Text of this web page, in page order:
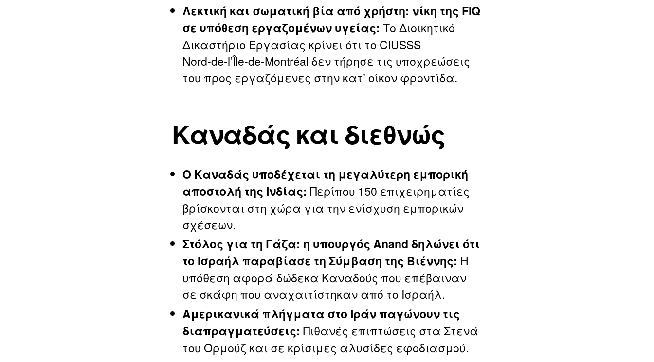
Λεκτική και σωματική βία από χρήστη: νίκη της FIQ
σε υπόθεση εργαζομένων υγείας: Το Διοικητικό
Δικαστήριο Εργασίας κρίνει ότι το CIUSSS
Nord‑de‑l’Île‑de‑Montréal δεν τήρησε τις υποχρεώσεις
του προς εργαζόμενες στην κατ’ οίκον φροντίδα.
Καναδάς και διεθνώς
Ο Καναδάς υποδέχεται τη μεγαλύτερη εμπορική
αποστολή της Ινδίας: Περίπου 150 επιχειρηματίες
βρίσκονται στη χώρα για την ενίσχυση εμπορικών
σχέσεων.
Στόλος για τη Γάζα: η υπουργός Anand δηλώνει ότι
το Ισραήλ παραβίασε τη Σύμβαση της Βιέννης: Η
υπόθεση αφορά δώδεκα Καναδούς που επέβαιναν
σε σκάφη που αναχαιτίστηκαν από το Ισραήλ.
Αμερικανικά πλήγματα στο Ιράν παγώνουν τις
διαπραγματεύσεις: Πιθανές επιπτώσεις στα Στενά
του Ορμούζ και σε κρίσιμες αλυσίδες εφοδιασμού.